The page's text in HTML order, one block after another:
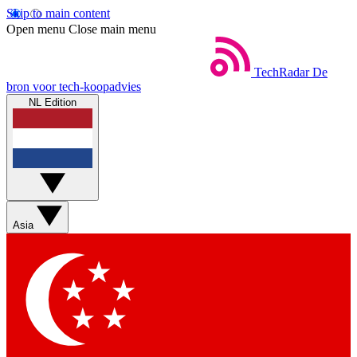
Skip to main content
Open menu Close main menu
TechRadar De
bron voor tech-koopadvies
NL Edition
Asia